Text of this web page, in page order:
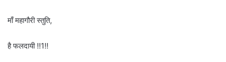
माँ महागौरी स्तुति,
है फलदायी !!1!!